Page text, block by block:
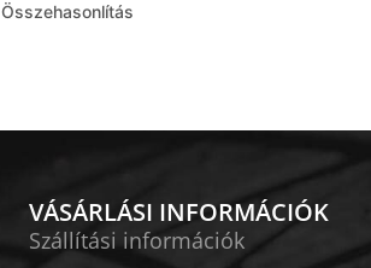
Összehasonlítás
VÁSÁRLÁSI INFORMÁCIÓK
Szállítási információk